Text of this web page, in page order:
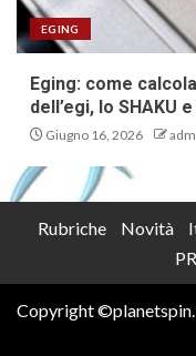
EGING
Eging: come
dell’egi, lo SHAKU e
Giugno 16, 2026
Rubriche Novità
Copyright